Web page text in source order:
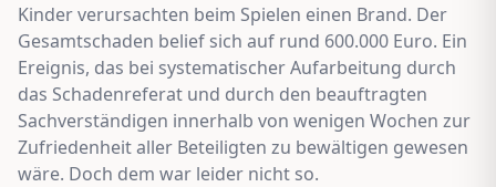
Kinder verursachten beim Spielen einen Brand. Der
Gesamtschaden belief sich auf rund 600.000 Euro. Ein
Ereignis, das bei systematischer Aufarbeitung durch
das Schadenreferat und durch den beauftragten
Sachverständigen innerhalb von wenigen Wochen zur
Zufriedenheit aller Beteiligten zu bewältigen gewesen
wäre. Doch dem war leider nicht so.